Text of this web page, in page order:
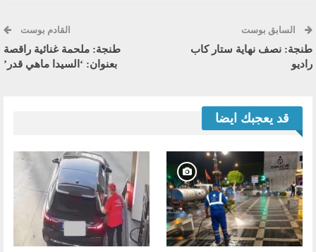
السابق بوست
طنجة: نصف نهاية ستار كاب
راديو
القادم بوست
طنجة: ملحمة غنائية راقصة
بعنوان: ‘السيدا ماهي قدر’
قد يعجبك ايضا